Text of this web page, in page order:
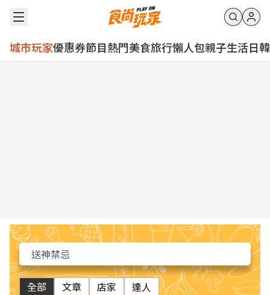
城市玩家優惠券節目熱門美食旅行懶人包親子生活日韓
全部 文章 店家 達人